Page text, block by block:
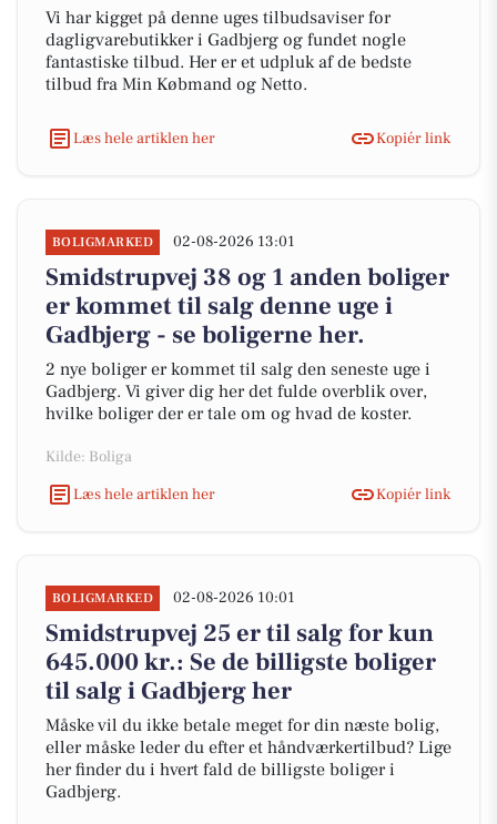
Vi har kigget på denne uges tilbudsaviser for
dagligvarebutikker i Gadbjerg og fundet nogle
fantastiske tilbud. Her er et udpluk af de bedste
tilbud fra Min Købmand og Netto.
Læs hele artiklen her Kopiér link
BOLIGMARKED 02-08-2026 13:01
Smidstrupvej 38 og 1 anden boliger
er kommet til salg denne uge i
Gadbjerg - se boligerne her.
2 nye boliger er kommet til salg den seneste uge i
Gadbjerg. Vi giver dig her det fulde overblik over,
hvilke boliger der er tale om og hvad de koster.
Kilde: Boliga
Læs hele artiklen her
Kopiér link
BOLIGMARKED 02-08-2026 10:01
Smidstrupvej 25 er til salg for kun
645.000 kr.: Se de billigste boliger
til salg i Gadbjerg her
Måske vil du ikke betale meget for din næste bolig,
eller måske leder du efter et håndværkertilbud? Lige
her finder du i hvert fald de billigste boliger i
Gadbjerg.